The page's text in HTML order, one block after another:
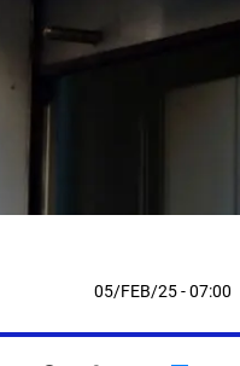
05/FEB/25- 07:00